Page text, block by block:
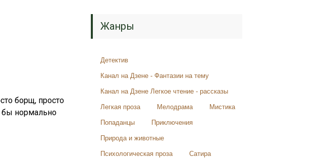
борщ, просто
бы нормально
Жанры
Детектив
Канал на Дзене - Фантазии на тему
Канал на Дзене Легкое чтение - рассказы
Легкая проза Мелодрама Мистика
Попаданцы Приключения
Природа и животные
Психологическая проза Сатира